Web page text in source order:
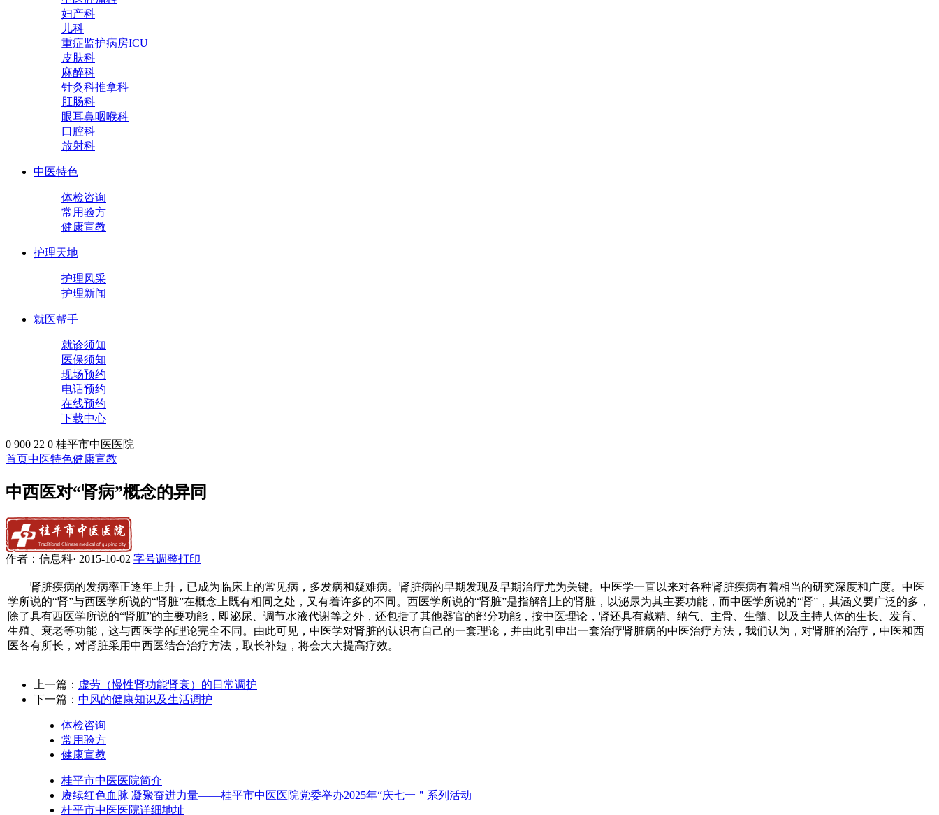
妇产科
儿科
重症监护病房ICU
皮肤科
麻醉科
针灸科推拿科
肛肠科
眼耳鼻咽喉科
口腔科
放射科
中医特色
体检咨询
常用验方
健康宣教
护理天地
护理风采
护理新闻
就医帮手
就诊须知
医保须知
现场预约
电话预约
在线预约
下载中心
0 900 22 0 桂平市中医医院
首页中医特色健康宣教
中西医对“肾病”概念的异同
作者： 信息科· 2015-10-02 字号调整打印
肾脏疾病的发病率正逐年上升，已成为临床上的常见病，多发病和疑难病。肾脏病的早期发现及早期治疗尤为关键。中医学一直以来对各种肾脏疾病有着相当的研究深度和广度。中医
学所说的“肾”与西医学所说的“肾脏”在概念上既有相同之处，又有着许多的不同。西医学所说的“肾脏”是指解剖上的肾脏，以泌尿为其主要功能，而中医学所说的“肾”，其涵义要广泛的多，
除了具有西医学所说的“肾脏”的主要功能，即泌尿、调节水液代谢等之外，还包括了其他器官的部分功能，按中医理论，肾还具有藏精、纳气、主骨、生髓、以及主持人体的生长、发育、
生殖、衰老等功能，这与西医学的理论完全不同。由此可见，中医学对肾脏的认识有自己的一套理论，并由此引申出一套治疗肾脏病的中医治疗方法，我们认为，对肾脏的治疗，中医和西
医各有所长，对肾脏采用中西医结合治疗方法，取长补短，将会大大提高疗效。
上一篇： 虚劳（慢性肾功能肾衰）的日常调护
下一篇： 中风的健康知识及生活调护
体检咨询
常用验方
健康宣教
桂平市中医医院简介
赓续红色血脉 凝聚奋进力量——桂平市中医医院党委举办2025年“庆七一＂系列活动
桂平市中医医院详细地址